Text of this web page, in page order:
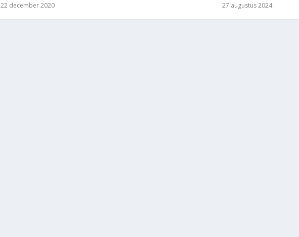
22 december 2020 27 augustus 2024